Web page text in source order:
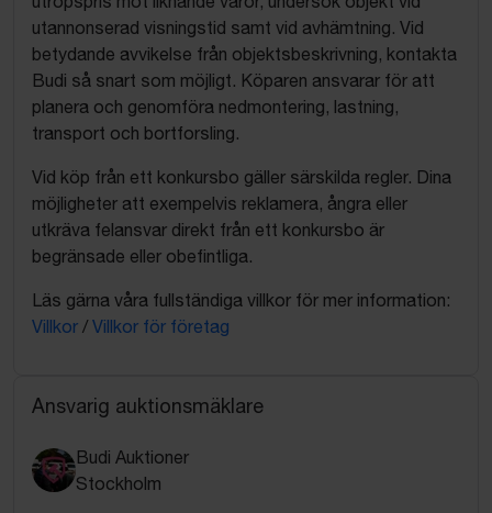
utannonserad visningstid samt vid avhämtning. Vid
betydande avvikelse från objektsbeskrivning, kontakta
Budi så snart som möjligt. Köparen ansvarar för att
planera och genomföra nedmontering, lastning,
transport och bortforsling.
Vid köp från ett konkursbo gäller särskilda regler. Dina
möjligheter att exempelvis reklamera, ångra eller
utkräva felansvar direkt från ett konkursbo är
begränsade eller obefintliga.
Läs gärna våra fullständiga villkor för mer information:
Villkor / Villkor för företag
Ansvarig auktionsmäklare
Budi Auktioner
Stockholm